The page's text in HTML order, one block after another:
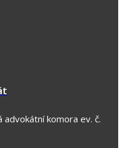
advokátní komora ev. č.